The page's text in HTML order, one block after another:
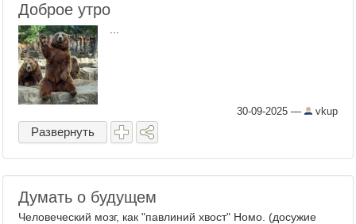
Доброе утро
30-09-2025 — vkup
Развернуть
Думать о будущем
Человеческий мозг, как "павлиний хвост" Номо. (досужие